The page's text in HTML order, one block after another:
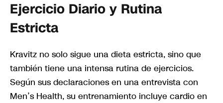
Ejercicio Diario y Rutina
Estricta
Kravitz no solo sigue una dieta estricta, sino que
también tiene una intensa rutina de ejercicios.
Según sus declaraciones en una entrevista con
Men’s Health, su entrenamiento incluye cardio en